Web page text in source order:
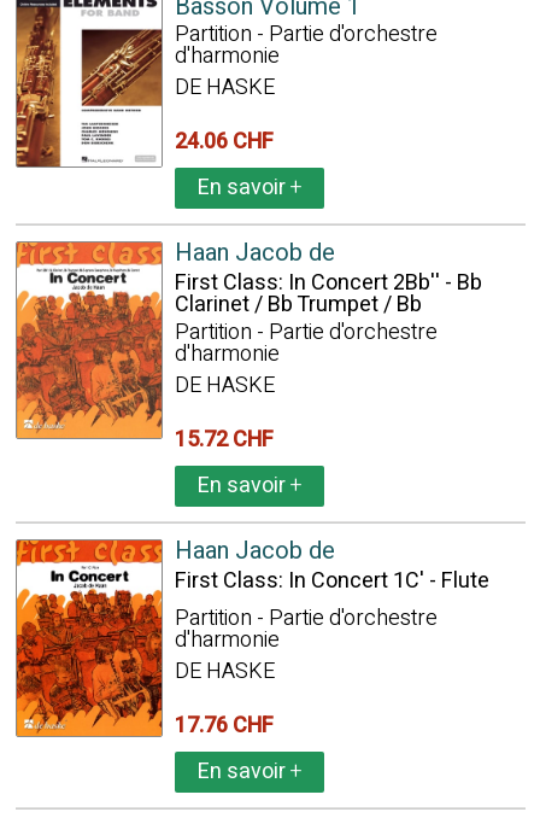
Partition - Partie d'orchestre
d'harmonie
DE HASKE
24.06 CHF
En savoir+
Haan Jacob de
First Class: In Concert 2Bb'' - Bb
Clarinet / Bb Trumpet / Bb
Partition - Partie d'orchestre
d'harmonie
DE HASKE
15.72 CHF
En savoir+
Haan Jacob de
First Class: In Concert 1C' - Flute
Partition - Partie d'orchestre
d'harmonie
DE HASKE
17.76 CHF
En savoir+